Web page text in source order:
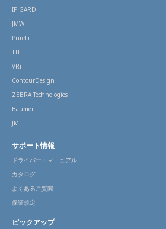
IP GARD
JMW
PureFi
TTL
VRi
ContourDesign
ZEBRA Technologies
Baumer
JM
サポート情報
ドライバー・マニュアル
カタログ
よくあるご質問
保証規定
ピックアップ